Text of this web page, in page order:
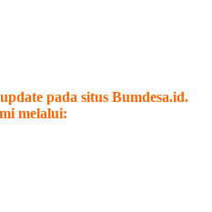
pada situs Bumdesa.id.
melalui: